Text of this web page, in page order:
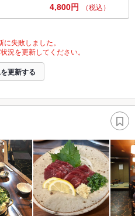
4,800円 （税込）
失敗しました。
況を更新してください。
更新する